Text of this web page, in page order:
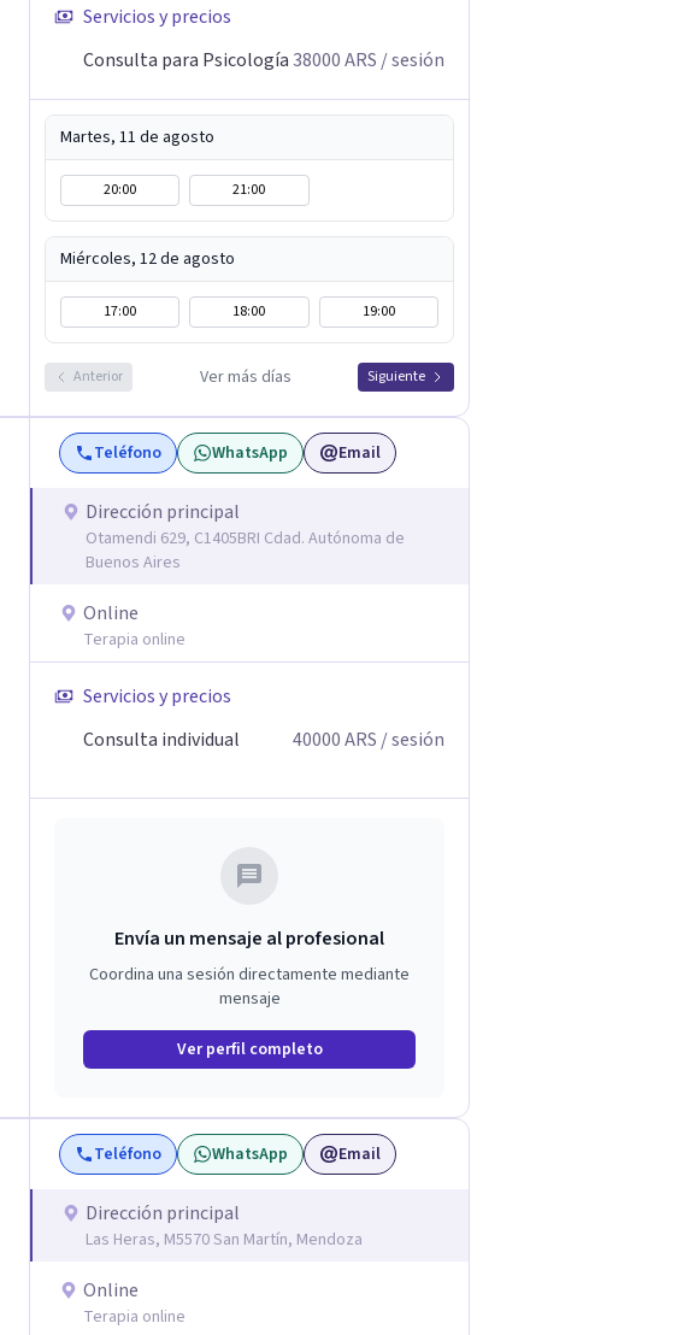
Servicios y precios
Consulta para Psicología38000ARS / sesión
Martes, 11 de agosto
20:00 21:00
Miércoles, 12 de agosto
17:00 18:00 19:00
Anterior Ver más días Siguiente
Teléfono WhatsApp Email
Dirección principal
Otamendi 629, C1405BRI Cdad. Autónoma de
Buenos Aires
Online
Terapia online
Servicios y precios
Consulta individual
40000ARS / sesión
Envía un mensaje al profesional
Coordina una sesión directamente mediante
mensaje
Ver perfil completo
Teléfono WhatsApp Email
Dirección principal
Las Heras, M5570 San Martín, Mendoza
Online
Terapia online